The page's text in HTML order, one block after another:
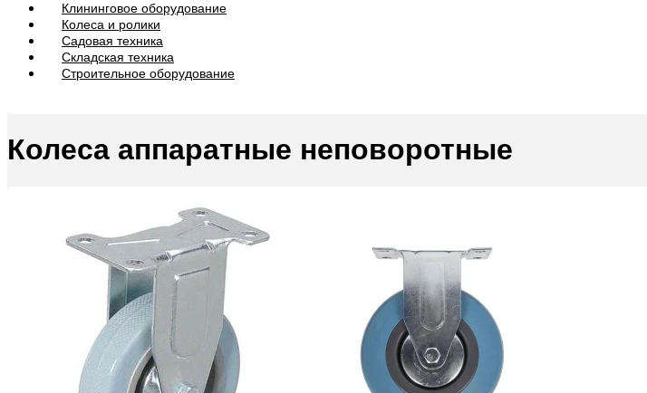
Клининговое оборудование
Колеса и ролики
Садовая техника
Складская техника
Строительное оборудование
Колеса аппаратные неповоротные